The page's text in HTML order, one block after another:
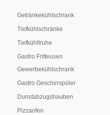
Getränkekühlschrank
Tiefkühlschränke
Tiefkühltruhe
Gastro Fritteusen
Gewerbekühlschrank
Gastro Geschirrspüler
Dunstabzugshauben
Pizzaofen